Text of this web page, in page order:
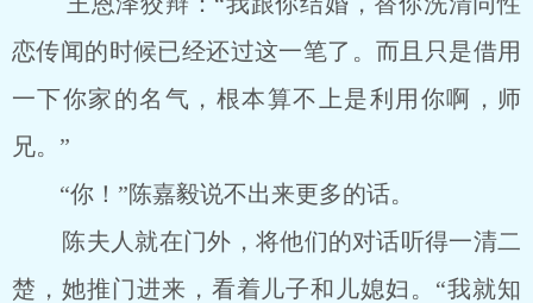
恋传闻的时候已经还过这一笔了。而且只是借用
一下你家的名气，根本算不上是利用你啊，师
兄。”
“你！”陈嘉毅说不出来更多的话。
陈夫人就在门外，将他们的对话听得一清二
楚，她推门进来，看着儿子和儿媳妇。“我就知